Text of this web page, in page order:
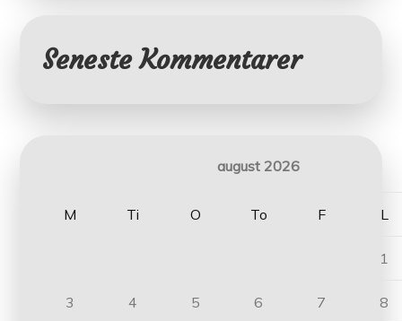
Seneste Kommentarer
august 2026
M Ti O To F L
1
3 4 5 6 7 8